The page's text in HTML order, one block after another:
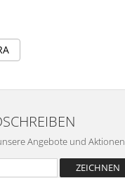
Angebote und Aktionen